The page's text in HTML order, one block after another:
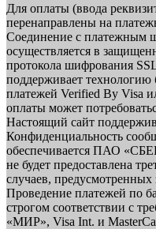
Для оплаты (ввода
перенаправлены на
Соединение с платежным
осуществляется в
протокола шифрования
поддерживает технологию
платежей Verified By Visa
оплаты может
Настоящий сайт
Конфиденциальность
обеспечивается ПАО
не будет предоставлена
случаев, предусмотренных
Проведение платежей по
строгом соответствии с
«МИР», Visa Int. и